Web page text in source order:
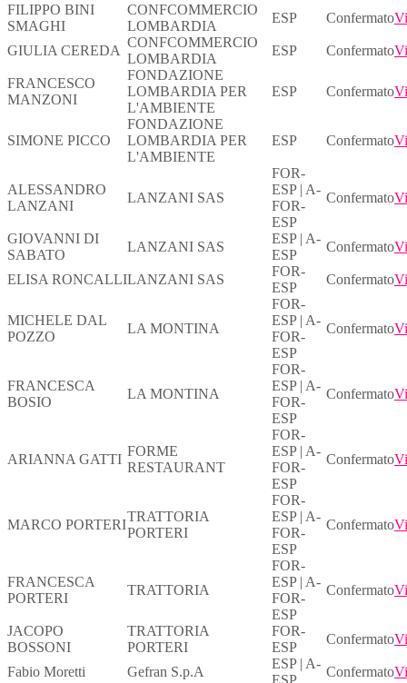
FILIPPO BINI
SMAGHI
CONFCOMMERCIO
LOMBARDIA
ESP Confermato
GIULIA CEREDA
CONFCOMMERCIO
LOMBARDIA
ESP Confermato
FRANCESCO
MANZONI
FONDAZIONE
LOMBARDIA PER
L'AMBIENTE
ESP Confermato
SIMONE PICCO
FONDAZIONE
LOMBARDIA PER
L'AMBIENTE
ESP Confermato
ALESSANDRO
LANZANI
LANZANI SAS
FOR-
ESP | A-
FOR-
ESP
Confermato
GIOVANNI DI
SABATO
LANZANI SAS
ESP | A-
ESP
Confermato
ELISA RONCALLILANZANI SAS
FOR-
ESP
Confermato
MICHELE DAL
POZZO
LA MONTINA
FOR-
ESP | A-
FOR-
ESP
Confermato
FRANCESCA
BOSIO
LA MONTINA
FOR-
ESP | A-
FOR-
ESP
Confermato
ARIANNA GATTI
FORME
RESTAURANT
FOR-
ESP | A-
FOR-
ESP
Confermato
MARCO PORTERI
TRATTORIA
PORTERI
FOR-
ESP | A-
FOR-
ESP
Confermato
FRANCESCA
PORTERI
TRATTORIA
FOR-
ESP | A-
FOR-
ESP
Confermato
JACOPO
BOSSONI
TRATTORIA
PORTERI
FOR-
ESP
Confermato
Fabio Moretti Gefran S.p.A
ESP | A-
ESP
Confermato